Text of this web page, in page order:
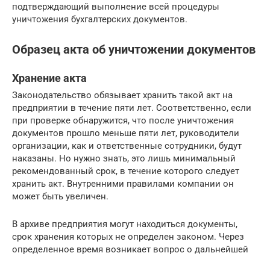
подтверждающий выполнение всей процедуры
уничтожения бухгалтерских документов.
Образец акта об уничтожении документов
Хранение акта
Законодательство обязывает хранить такой акт на
предприятии в течение пяти лет. Соответственно, если
при проверке обнаружится, что после уничтожения
документов прошло меньше пяти лет, руководители
организации, как и ответственные сотрудники, будут
наказаны. Но нужно знать, это лишь минимальный
рекомендованный срок, в течение которого следует
хранить акт. Внутренними правилами компании он
может быть увеличен.
В архиве предприятия могут находиться документы,
срок хранения которых не определен законом. Через
определенное время возникает вопрос о дальнейшей